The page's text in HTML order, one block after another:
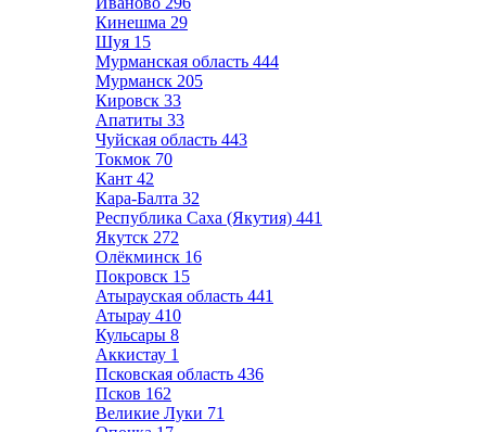
Кинешма 29
Шуя 15
Мурманская область 444
Мурманск 205
Кировск 33
Апатиты 33
Чуйская область 443
Токмок 70
Кант 42
Кара-Балта 32
Республика Саха (Якутия) 441
Якутск 272
Олёкминск 16
Покровск 15
Атырауская область 441
Атырау 410
Кульсары 8
Аккистау 1
Псковская область 436
Псков 162
Великие Луки 71